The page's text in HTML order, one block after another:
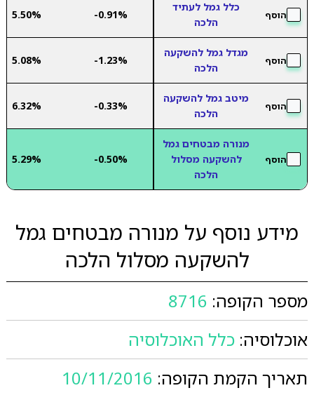
הוסף
כלל גמל לעתיד
הלכה
-0.91%
5.50%
הוסף
מגדל גמל להשקעה
הלכה
-1.23%
5.08%
הוסף
מיטב גמל להשקעה
הלכה
-0.33%
6.32%
הוסף
מנורה מבטחים גמל
להשקעה מסלול
הלכה
-0.50%
5.29%
מידע נוסף על מנורה מבטחים גמל
להשקעה מסלול הלכה
מספר הקופה: 8716
אוכלוסיה: כלל האוכלוסיה
תאריך הקמת הקופה: 10/11/2016